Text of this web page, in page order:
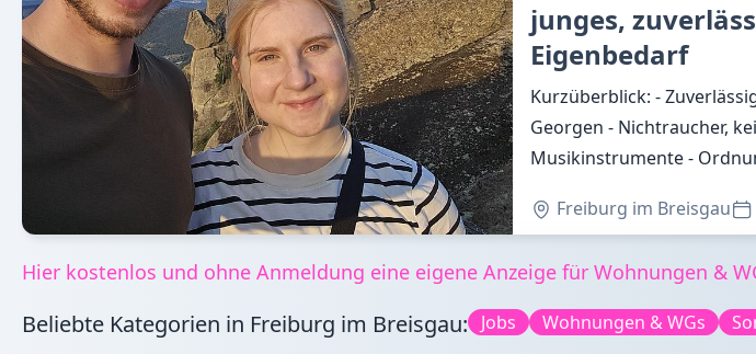
junges,
Eigenbedarf
Kurzüberblick: -
Georgen - Nichtraucher,
Musikinstrumente -
Freiburg im Breisgau
Hier kostenlos und ohne Anmeldung eine eigene Anzeige für Wohnungen &
Beliebte Kategorien in Freiburg im Breisgau: Jobs Wohnungen & WGs